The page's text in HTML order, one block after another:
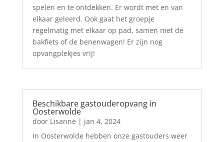
spelen en te ontdekken. Er wordt met en van
elkaar geleerd. Ook gaat het groepje
regelmatig met elkaar op pad, samen met de
bakfiets of de benenwagen! Er zijn nog
opvangplekjes vrij!
Beschikbare gastouderopvang in
Oosterwolde
door Lisanne | jan 4, 2024
In Oosterwolde hebben onze gastouders weer